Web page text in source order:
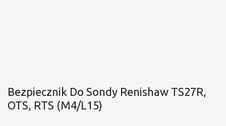
Bezpiecznik Do Sondy Renishaw TS27R,
OTS, RTS (M4/L15)